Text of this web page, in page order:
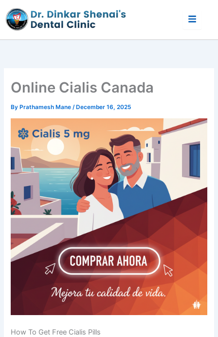
to
content
Online Cialis Canada
ByPrathamesh Mane/December 16, 2025
How To Get Free Cialis Pills